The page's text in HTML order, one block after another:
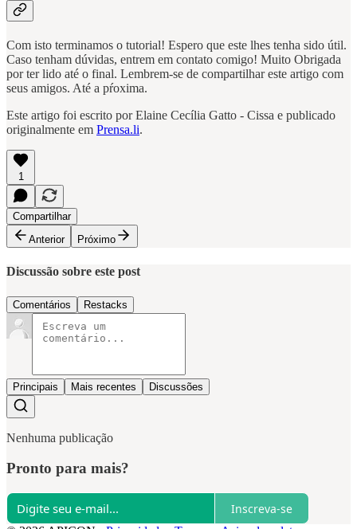
Com isto terminamos o tutorial! Espero que este lhes tenha sido útil.
Caso tenham dúvidas, entrem em contato comigo! Muito Obrigada
por ter lido até o final. Lembrem-se de compartilhar este artigo com
seus amigos. Até a pŕoxima.
Este artigo foi escrito por Elaine Cecília Gatto - Cissa e publicado
originalmente em Prensa.li.
1
Compartilhar
Anterior
Próximo
Discussão sobre este post
Comentários Restacks
Principais Mais recentes Discussões
Nenhuma publicação
Pronto para mais?
Inscreva-se